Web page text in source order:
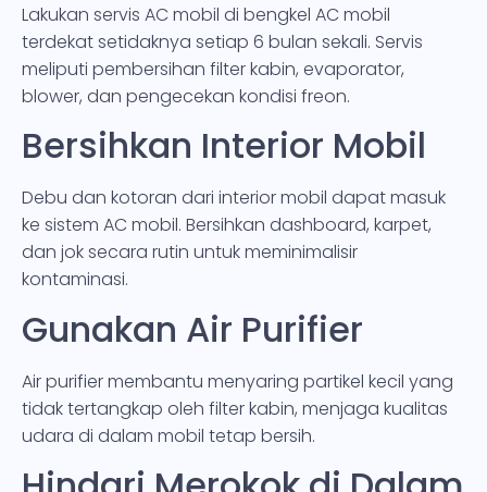
Lakukan servis AC mobil di bengkel AC mobil
terdekat setidaknya setiap 6 bulan sekali. Servis
meliputi pembersihan filter kabin, evaporator,
blower, dan pengecekan kondisi freon.
Bersihkan Interior Mobil
Debu dan kotoran dari interior mobil dapat masuk
ke sistem AC mobil. Bersihkan dashboard, karpet,
dan jok secara rutin untuk meminimalisir
kontaminasi.
Gunakan Air Purifier
Air purifier membantu menyaring partikel kecil yang
tidak tertangkap oleh filter kabin, menjaga kualitas
udara di dalam mobil tetap bersih.